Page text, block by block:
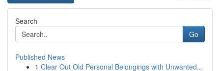
Search
Go
Published News
1 Clear Out Old Personal Belongings with Unwanted...